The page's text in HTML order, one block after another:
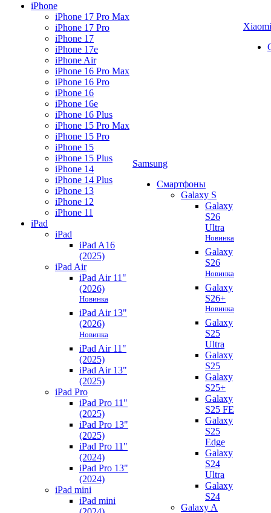
iPhone
iPhone 17 Pro Max
iPhone 17 Pro
iPhone 17
iPhone 17e
iPhone Air
iPhone 16 Pro Max
iPhone 16 Pro
iPhone 16
iPhone 16e
iPhone 16 Plus
iPhone 15 Pro Max
iPhone 15 Pro
iPhone 15
iPhone 15 Plus
iPhone 14
iPhone 14 Plus
iPhone 13
iPhone 12
iPhone 11
iPad
iPad
iPad A16
(2025)
iPad Air
iPad Air 11"
(2026)
Новинка
iPad Air 13"
(2026)
Новинка
iPad Air 11"
(2025)
iPad Air 13"
(2025)
iPad Pro
iPad Pro 11"
(2025)
iPad Pro 13"
(2025)
iPad Pro 11"
(2024)
iPad Pro 13"
(2024)
iPad mini
iPad mini
Samsung
Смартфоны
Galaxy S
Galaxy
S26
Ultra
Новинка
Galaxy
S26
Новинка
Galaxy
S26+
Новинка
Galaxy
S25
Ultra
Galaxy
S25
Galaxy
S25+
Galaxy
S25 FE
Galaxy
S25
Edge
Galaxy
S24
Ultra
Galaxy
S24
Galaxy A
Xiaomi